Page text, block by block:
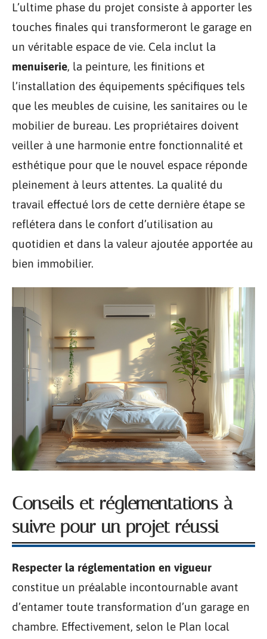
L’ultime phase du projet consiste à apporter les
touches finales qui transformeront le garage en
un véritable espace de vie. Cela inclut la
menuiserie, la peinture, les finitions et
l’installation des équipements spécifiques tels
que les meubles de cuisine, les sanitaires ou le
mobilier de bureau. Les propriétaires doivent
veiller à une harmonie entre fonctionnalité et
esthétique pour que le nouvel espace réponde
pleinement à leurs attentes. La qualité du
travail effectué lors de cette dernière étape se
reflétera dans le confort d’utilisation au
quotidien et dans la valeur ajoutée apportée au
bien immobilier.
Conseils et réglementations à
suivre pour un projet réussi
Respecter la réglementation en vigueur
constitue un préalable incontournable avant
d’entamer toute transformation d’un garage en
chambre. Effectivement, selon le Plan local